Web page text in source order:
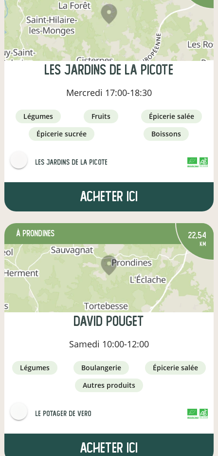
Les jardins de la Picote
Mercredi 17:00-18:30
légumes fruits
épicerie salée
épicerie sucrée
boissons
Les jardins de la Picote CERTIFIÉ PAR FR-BIO-01
AGRICULTURE FRANCE
Acheter ici
à Prondines 22,54
km
david pouget
Samedi 10:00-12:00
légumes boulangerie
épicerie salée
autres produits
Le potager de vero
Acheter ici